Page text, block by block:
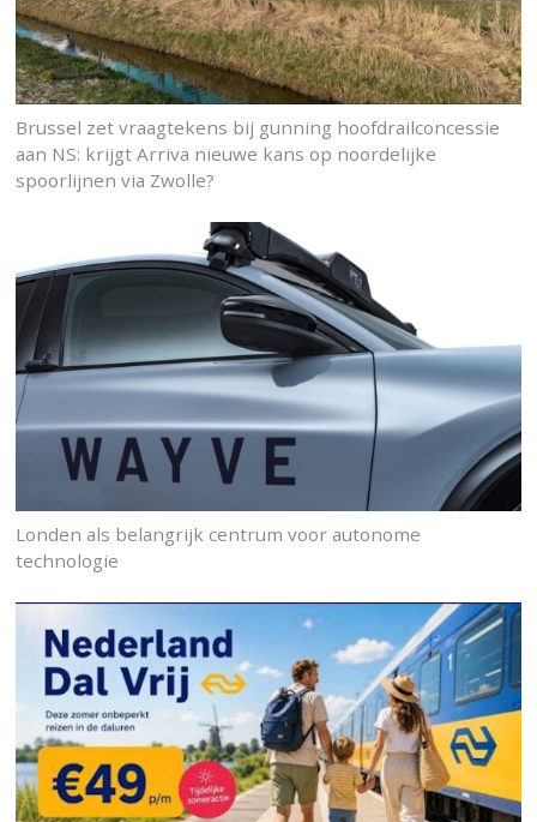
Brussel zet vraagtekens bij gunning hoofdrailconcessie
aan NS: krijgt Arriva nieuwe kans op noordelijke
spoorlijnen via Zwolle?
Londen als belangrijk centrum voor autonome
technologie